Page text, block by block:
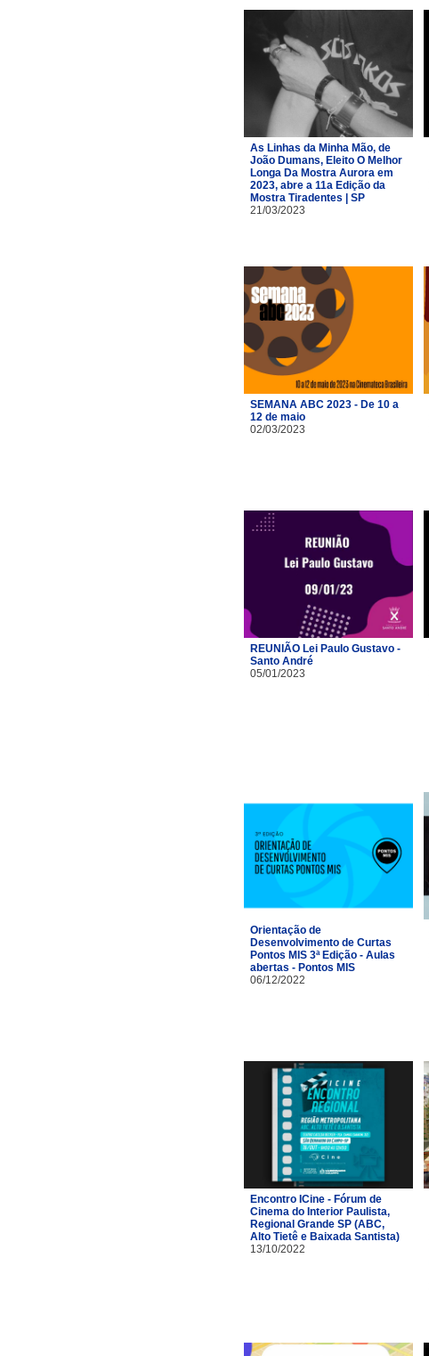
As Linhas da Minha Mão, de
João Dumans, Eleito O Melhor
Longa Da Mostra Aurora em
2023, abre a 11a Edição da
Mostra Tiradentes | SP
21/03/2023
SEMANA ABC 2023 - De 10 a
12 de maio
02/03/2023
REUNIÃO Lei Paulo Gustavo -
Santo André
05/01/2023
Orientação de
Desenvolvimento de Curtas
Pontos MIS 3ª Edição - Aulas
abertas - Pontos MIS
06/12/2022
Encontro ICine - Fórum de
Cinema do Interior Paulista,
Regional Grande SP (ABC,
Alto Tietê e Baixada Santista)
13/10/2022